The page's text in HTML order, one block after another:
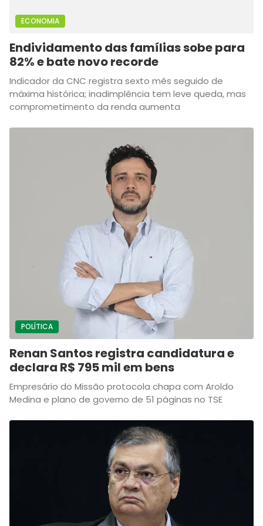
ECONOMIA
Endividamento das famílias sobe para
82% e bate novo recorde
Indicador da CNC registra sexto mês seguido de
máxima histórica; inadimplência tem leve queda, mas
comprometimento da renda aumenta
POLÍTICA
Renan Santos registra candidatura e
declara R$ 795 mil em bens
Empresário do Missão protocola chapa com Aroldo
Medina e plano de governo de 51 páginas no TSE